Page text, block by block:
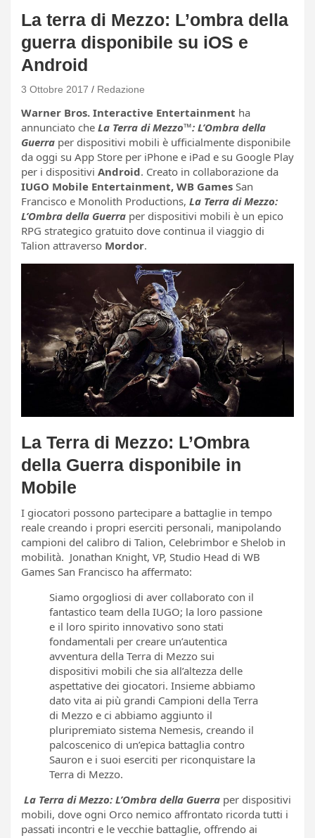
La terra di Mezzo: L’ombra della
guerra disponibile su iOS e
Android
3 Ottobre 2017 Redazione
Warner Bros. Interactive Entertainment ha
annunciato che La Terra di Mezzo™: L’Ombra della
Guerra per dispositivi mobili è ufficialmente disponibile
da oggi su App Store per iPhone e iPad e su Google Play
per i dispositivi Android. Creato in collaborazione da
IUGO Mobile Entertainment, WB Games San
Francisco e Monolith Productions, La Terra di Mezzo:
L’Ombra della Guerra per dispositivi mobili è un epico
RPG strategico gratuito dove continua il viaggio di
Talion attraverso Mordor.
La Terra di Mezzo: L’Ombra
della Guerra disponibile in
Mobile
I giocatori possono partecipare a battaglie in tempo
reale creando i propri eserciti personali, manipolando
campioni del calibro di Talion, Celebrimbor e Shelob in
mobilità. Jonathan Knight, VP, Studio Head di WB
Games San Francisco ha affermato:
Siamo orgogliosi di aver collaborato con il
fantastico team della IUGO; la loro passione
e il loro spirito innovativo sono stati
fondamentali per creare un’autentica
avventura della Terra di Mezzo sui
dispositivi mobili che sia all’altezza delle
aspettative dei giocatori. Insieme abbiamo
dato vita ai più grandi Campioni della Terra
di Mezzo e ci abbiamo aggiunto il
pluripremiato sistema Nemesis, creando il
palcoscenico di un’epica battaglia contro
Sauron e i suoi eserciti per riconquistare la
Terra di Mezzo.
La Terra di Mezzo: L’Ombra della Guerra per dispositivi
mobili, dove ogni Orco nemico affrontato ricorda tutti i
passati incontri e le vecchie battaglie, offrendo ai